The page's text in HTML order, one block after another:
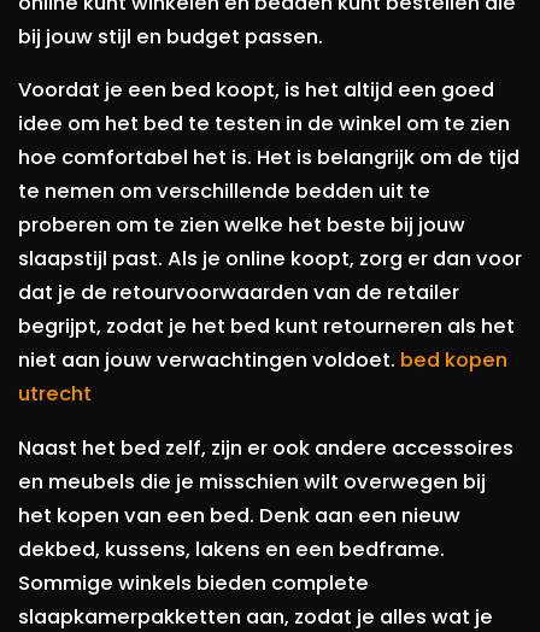
bij jouw stijl en budget passen.
Voordat je een bed koopt, is het altijd een goed
idee om het bed te testen in de winkel om te zien
hoe comfortabel het is. Het is belangrijk om de tijd
te nemen om verschillende bedden uit te
proberen om te zien welke het beste bij jouw
slaapstijl past. Als je online koopt, zorg er dan voor
dat je de retourvoorwaarden van de retailer
begrijpt, zodat je het bed kunt retourneren als het
niet aan jouw verwachtingen voldoet. bed kopen
utrecht
Naast het bed zelf, zijn er ook andere accessoires
en meubels die je misschien wilt overwegen bij
het kopen van een bed. Denk aan een nieuw
dekbed, kussens, lakens en een bedframe.
Sommige winkels bieden complete
slaapkamerpakketten aan, zodat je alles wat je